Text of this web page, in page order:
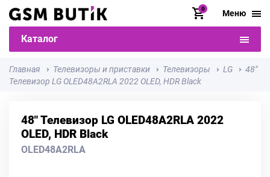
0 Меню
Каталог
Главная Телевизоры и приставки Телевизоры LG
48"
Телевизор LG OLED48A2RLA 2022 OLED, HDR Black
48" Телевизор LG OLED48A2RLA 2022
OLED, HDR Black
OLED48A2RLA